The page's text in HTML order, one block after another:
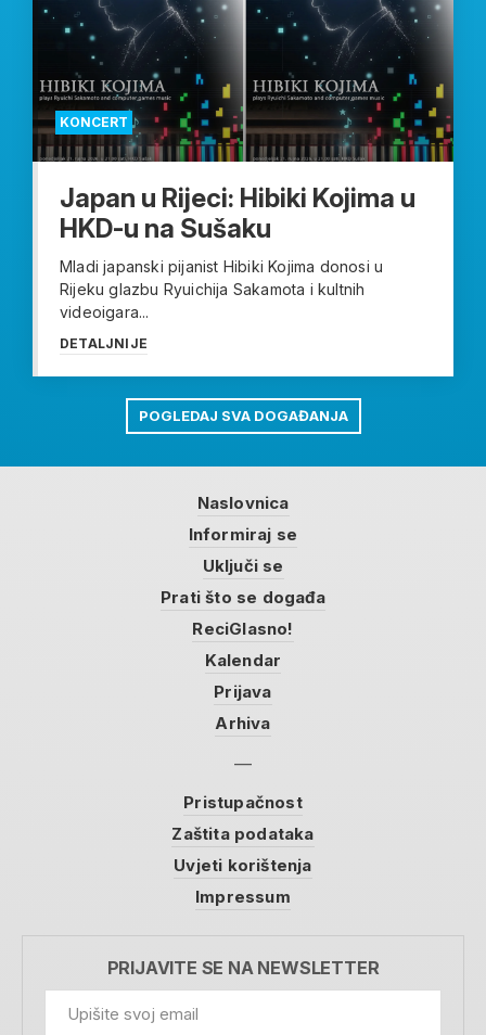
KONCERT
Japan u Rijeci: Hibiki Kojima u
HKD-u na Sušaku
Mladi japanski pijanist Hibiki Kojima donosi u
Rijeku glazbu Ryuichija Sakamota i kultnih
videoigara...
DETALJNIJE
POGLEDAJ SVA DOGAĐANJA
Naslovnica
Informiraj se
Uključi se
Prati što se događa
ReciGlasno!
Kalendar
Prijava
Arhiva
Pristupačnost
Zaštita podataka
Uvjeti korištenja
Impressum
PRIJAVITE SE NA NEWSLETTER